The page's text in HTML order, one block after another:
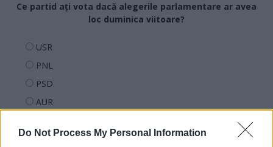
Do Not Process My Personal Information
Ce partid ați vota dacă alegerile parlamentare ar avea
loc duminica viitoare?
USR
PNL
PSD
AUR
PMP (Tomac)